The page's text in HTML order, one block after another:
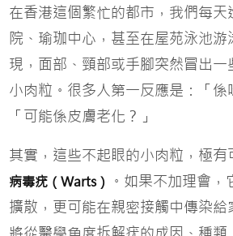
在香港這個繁忙的都市，我們每天
院、瑜珈中心，甚至在屋苑泳池游
現，面部、頸部或手腳突然冒出一
小肉粒。很多人第一反應是：「係
「可能係皮膚老化？」
其實，這些不起眼的小肉粒，極有
病毒疣（Warts）
。如果不加理會
擴散，更可能在親密接觸中傳染給